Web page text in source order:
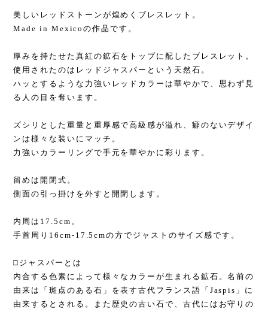
美しいレッドストーンが煌めくブレスレット。
Made in Mexicoの作品です。
厚みを持たせた真紅の鉱石をトップに配したブレスレット。
使用されたのはレッドジャスパーという天然石。
ハッとするような力強いレッドカラーは華やかで、思わず見
る人の目を奪います。
ズシリとした重量と重厚感で高級感が溢れ、癖のないデザイ
ンは様々な装いにマッチ。
力強いカラーリングで手元を華やかに彩ります。
留めは開閉式。
側面の引っ掛けを外すと開閉します。
内周は17.5cm。
手首周り16cm-17.5cmの方でジャストのサイズ感です。
□ジャスパーとは
内合する色素によって様々なカラーが生まれる鉱石。名前の
由来は「斑点のある石」を表す古代フランス語「Jaspis」に
由来するとされる。また歴史の古い石で、古代にはお守りの